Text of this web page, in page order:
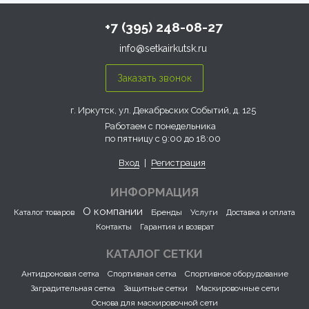
+7 (395) 248-08-27
info@setkairkutsk.ru
г. Иркутск, ул. Декабрьских Событий, д. 125
Работаем с понедельника
по пятницу с 9:00 до 18:00
Вход Регистрация
ИНФОРМАЦИЯ
Каталог товаров О компании Бренды Услуги
Доставка и оплата
Контакты
Гарантия и возврат
КАТАЛОГ СЕТКИ
Антидроновая сетка Спортивная сетка
Спортивное оборудование
Заградительная сетка
Защитные сетки
Маскировочные сети
Основа для маскировочной сети